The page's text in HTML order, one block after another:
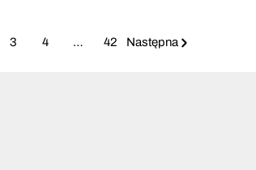
3 4 … 42 Następna